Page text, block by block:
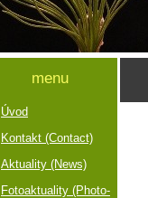
menu
Úvod
Kontakt (Contact)
Aktuality (News)
Fotoaktuality (Photo-